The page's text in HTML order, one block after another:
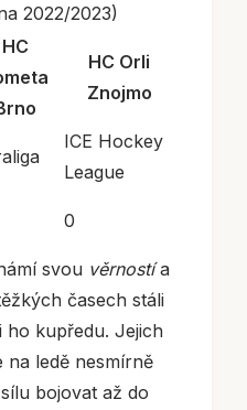
2022/2023)
HC
HC Orli
Znojmo
ICE Hockey
League
0
svou věrnostía
časech stáli
ho kupředu. Jejich
ledě nesmírně
bojovat až do